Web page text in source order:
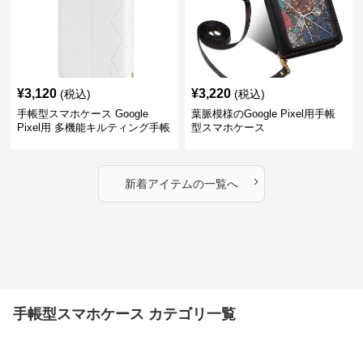
¥3,120 (税込)
手帳型スマホケース Google
Pixel用 多機能キルティング手帳
¥3,220 (税込)
葉脈模様のGoogle Pixel用手帳
型スマホケース
新着アイテムの一覧へ ›
手帳型スマホケース カテゴリ一覧